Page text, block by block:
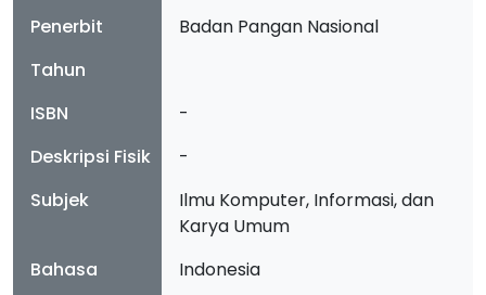
Penerbit
Badan Pangan Nasional
Tahun
ISBN
-
Deskripsi Fisik
-
Subjek
Ilmu Komputer, Informasi, dan
Karya Umum
Bahasa
Indonesia